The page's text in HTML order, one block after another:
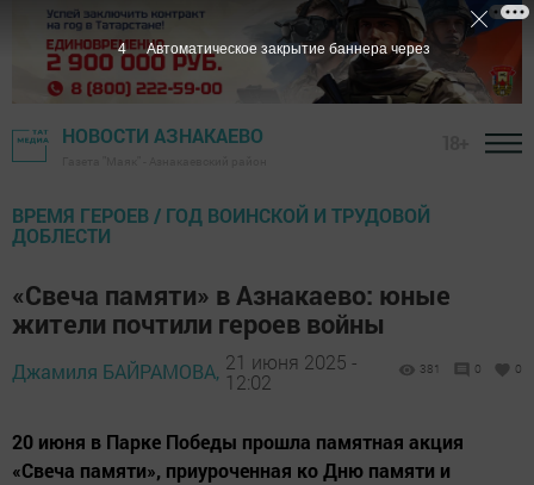
НОВОСТИ АЗНАКАЕВО
ВРЕМЯ ГЕРОЕВ / ГОД ВОИНСКОЙ И ТРУДОВОЙ
ДОБЛЕСТИ
«Свеча памяти» в Азнакаево: юные
жители почтили героев войны
Джамиля БАЙРАМОВА, 21 июня 2025 -
12:02
381 0 0
20 июня в Парке Победы прошла памятная акция
«Свеча памяти», приуроченная ко Дню памяти и
2 Автоматическое закрытие баннера через